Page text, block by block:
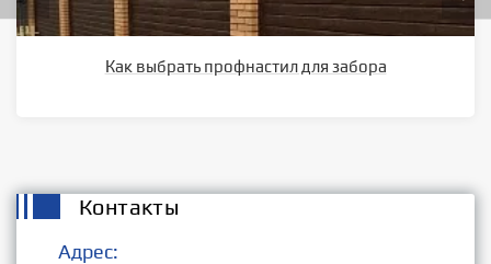
Как выбрать профнастил для забора
Контакты
Адрес: